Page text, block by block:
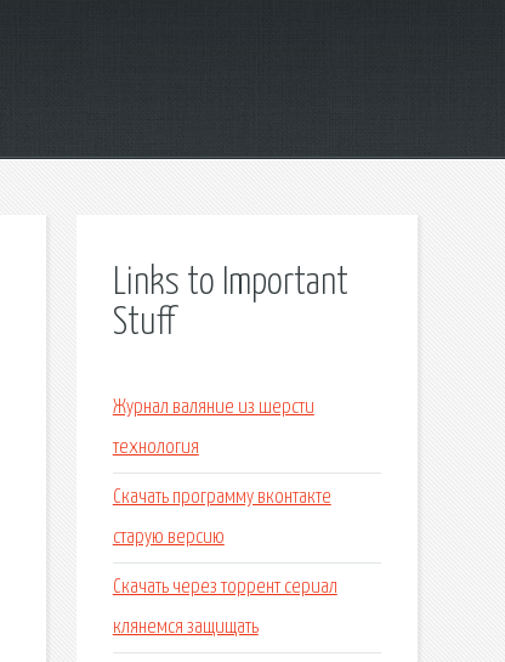
Links to Important
Stuff
Журнал валяние из шерсти
технология
Скачать программу вконтакте
старую версию
Скачать через торрент сериал
клянемся защищать